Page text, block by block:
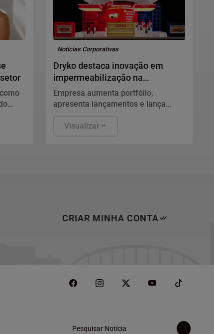
Notícias Corporativas
Dryko destaca inovação em
impermeabilização na
Construsul
Empresa aumenta portfólio,
apresenta lançamentos e lança
impermeabilizantes voltadas ao
Visualizar
CRIAR MINHA CONTA